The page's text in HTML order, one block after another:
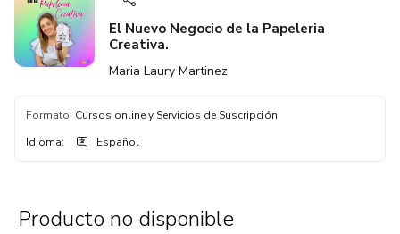
El Nuevo Negocio de la Papeleria
Creativa.
Maria Laury Martinez
Formato: Cursos online y Servicios de Suscripción
Idioma: Español
Producto no disponible